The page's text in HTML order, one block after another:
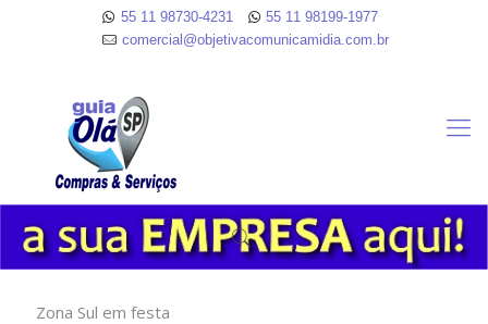
55 11 98730-4231
55 11 98199-1977
comercial@objetivacomunicamidia.com.br
Zona Sul em festa